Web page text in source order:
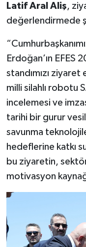
Latif Aral Aliş,
değerlendirmede
Erdoğan’ın EFES
standımızı ziyaret
milli silahlı robotu
incelemesi ve
tarihi bir gurur
savunma
hedeflerine katkı
bu ziyaretin,
motivasyon